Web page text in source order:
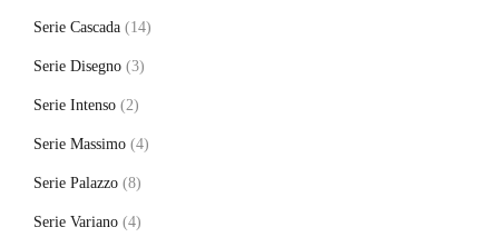
Serie Cascada (14)
Serie Disegno (3)
Serie Intenso (2)
Serie Massimo (4)
Serie Palazzo (8)
Serie Variano (4)